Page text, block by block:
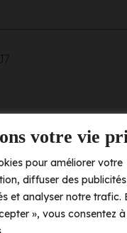
votre vie
pour améliorer votre
diffuser des
et analyser notre trafic.
», vous consentez